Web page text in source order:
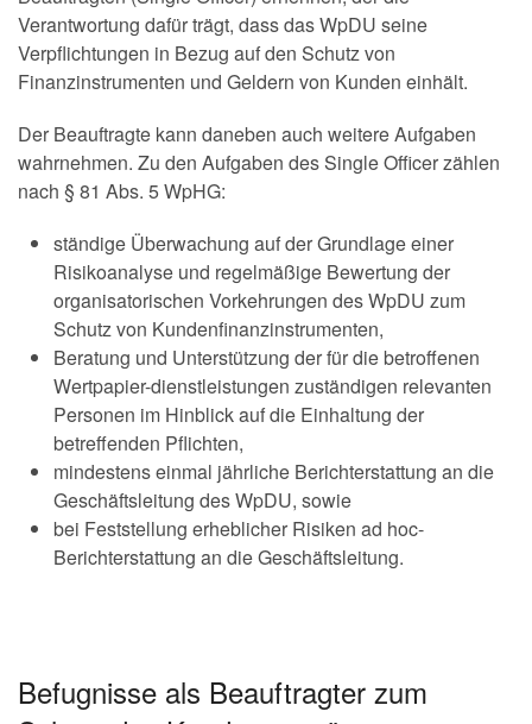
Verantwortung dafür trägt, dass das WpDU seine
Verpflichtungen in Bezug auf den Schutz von
Finanzinstrumenten und Geldern von Kunden einhält.
Der Beauftragte kann daneben auch weitere Aufgaben
wahrnehmen. Zu den Aufgaben des Single Officer zählen
nach § 81 Abs. 5 WpHG:
ständige Überwachung auf der Grundlage einer
Risikoanalyse und regelmäßige Bewertung der
organisatorischen Vorkehrungen des WpDU zum
Schutz von Kundenfinanzinstrumenten,
Beratung und Unterstützung der für die betroffenen
Wertpapier-dienstleistungen zuständigen relevanten
Personen im Hinblick auf die Einhaltung der
betreffenden Pflichten,
mindestens einmal jährliche Berichterstattung an die
Geschäftsleitung des WpDU, sowie
bei Feststellung erheblicher Risiken ad hoc-
Berichterstattung an die Geschäftsleitung.
Befugnisse als Beauftragter zum